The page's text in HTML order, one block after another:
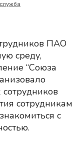
ПАО
среду,
“Союза
сотрудникам
с